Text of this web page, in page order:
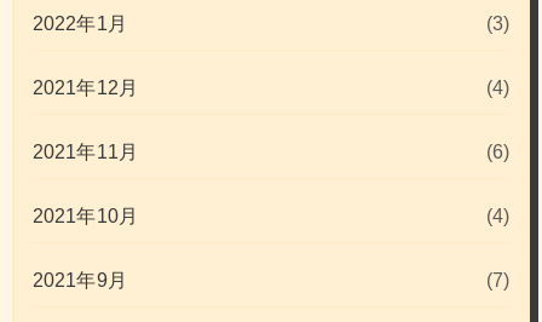
2022年1月 (3)
2021年12月 (4)
2021年11月 (6)
2021年10月 (4)
2021年9月 (7)